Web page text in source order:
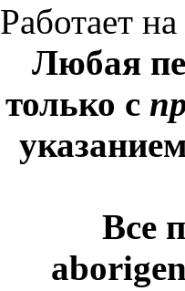
Работает
Любая
только с
Все